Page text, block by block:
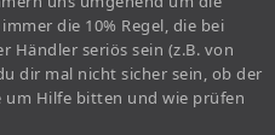
die 10% Regel, die bei
Händler seriös sein (z.B. von
dir mal nicht sicher sein, ob der
um Hilfe bitten und wie prüfen